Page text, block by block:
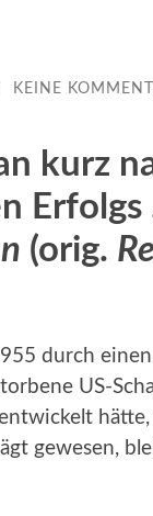
KEINE
kurz
Erfolgs
(orig.
durch
US-
gewesen,